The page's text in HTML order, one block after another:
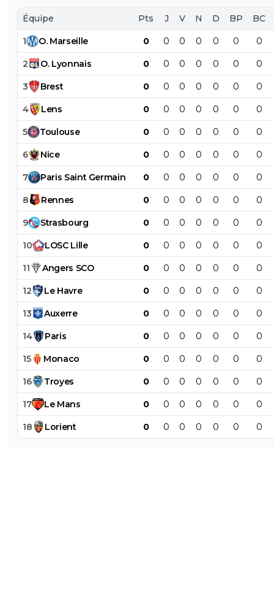
Équipe Pts J V N D BP BC
1 O. Marseille 0 0 0 0 0 0 0
2 O. Lyonnais 0 0 0 0 0 0 0
3 Brest 0 0 0 0 0 0 0
4 Lens 0 0 0 0 0 0 0
5 Toulouse 0 0 0 0 0 0 0
6 Nice 0 0 0 0 0 0 0
7 Paris Saint Germain 0 0 0 0 0 0 0
8 Rennes 0 0 0 0 0 0 0
9 Strasbourg 0 0 0 0 0 0 0
10 LOSC Lille 0 0 0 0 0 0 0
11 Angers SCO 0 0 0 0 0 0 0
12 Le Havre 0 0 0 0 0 0 0
13 Auxerre 0 0 0 0 0 0 0
14 Paris 0 0 0 0 0 0 0
15 Monaco 0 0 0 0 0 0 0
16 Troyes 0 0 0 0 0 0 0
17 Le Mans 0 0 0 0 0 0 0
18 Lorient 0 0 0 0 0 0 0